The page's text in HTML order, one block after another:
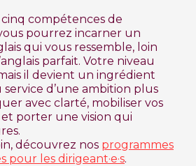
compétences de
pourrez incarner un
qui vous ressemble, loin
parfait. Votre niveau
il devient un ingrédient
service d’une ambition plus
avec clarté, mobiliser vos
porter une vision qui
découvrez nos programmes
pour les dirigeant·e·s.